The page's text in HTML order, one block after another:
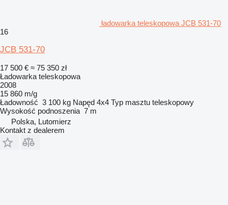
ładowarka teleskopowa JCB 531-70
16
JCB 531-70
17 500 € ≈ 75 350 zł
Ładowarka teleskopowa
2008
15 860 m/g
Ładowność 3 100 kg Napęd 4x4 Typ masztu teleskopowy
Wysokość podnoszenia 7 m
Polska, Lutomierz
Kontakt z dealerem